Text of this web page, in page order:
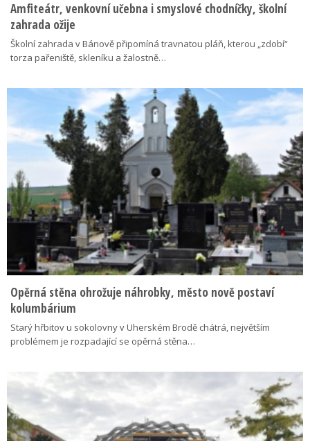
Amfiteátr, venkovní učebna i smyslové chodníčky, školní
zahrada ožije
Školní zahrada v Bánově připomíná travnatou pláň, kterou „zdobí“
torza pařeniště, skleníku a žalostně…
Opěrná stěna ohrožuje náhrobky, město nově postaví
kolumbárium
Starý hřbitov u sokolovny v Uherském Brodě chátrá, největším
problémem je rozpadající se opěrná stěna…